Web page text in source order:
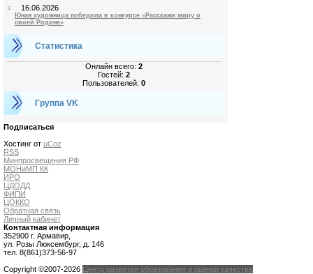
16.06.2026
Юная художница победила в конкурсе «Расскажи миру о
своей Родине»
Статистика
Онлайн всего:2
Гостей:2
Пользователей:0
Группа VK
Подписаться
Хостинг от uCoz
RSS
Минпросвещения РФ
МОНиМП КК
ИРО
ЦДОДД
ФИПИ
ЦОККО
Обратная связь
Личный кабинет
Контактная информация
352900 г. Армавир,
ул. Розы Люксембург, д. 146
тел. 8(861)373-56-97
Copyright ©2007-2026 Центр развития образования и оценки качества